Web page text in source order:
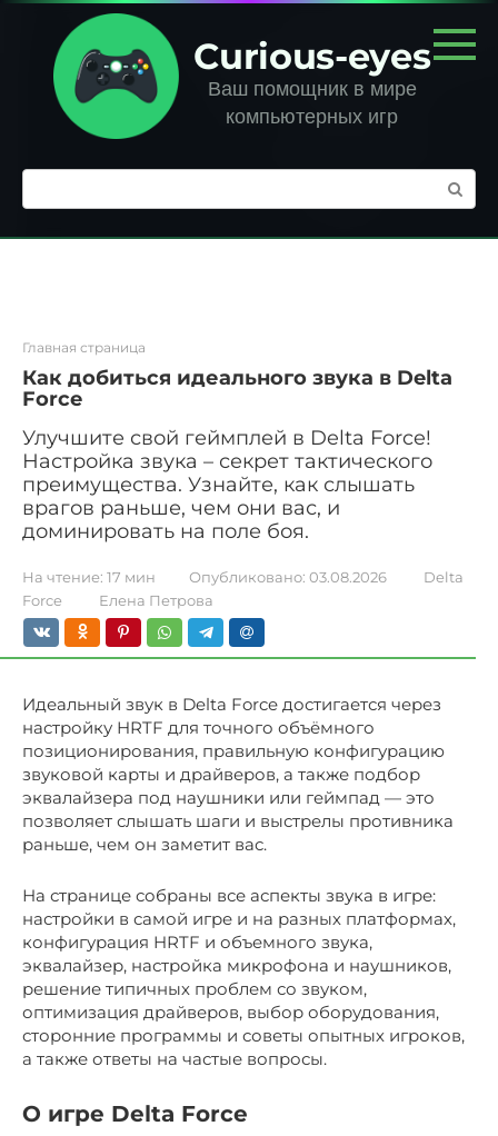
Перейти
контенту
Curious-eyes
Ваш помощник в мире
компьютерных игр
Поиск:
Главная страница
Как добиться идеального звука в Delta
Force
Улучшите свой геймплей в Delta Force!
Настройка звука – секрет тактического
преимущества. Узнайте, как слышать
врагов раньше, чем они вас, и
доминировать на поле боя.
На чтение: 17 мин Опубликовано: 03.08.2026
Delta
Force
Елена Петрова
Идеальный звук в Delta Force достигается через
настройку HRTF для точного объёмного
позиционирования, правильную конфигурацию
звуковой карты и драйверов, а также подбор
эквалайзера под наушники или геймпад — это
позволяет слышать шаги и выстрелы противника
раньше, чем он заметит вас.
На странице собраны все аспекты звука в игре:
настройки в самой игре и на разных платформах,
конфигурация HRTF и объемного звука,
эквалайзер, настройка микрофона и наушников,
решение типичных проблем со звуком,
оптимизация драйверов, выбор оборудования,
сторонние программы и советы опытных игроков,
а также ответы на частые вопросы.
О игре Delta Force